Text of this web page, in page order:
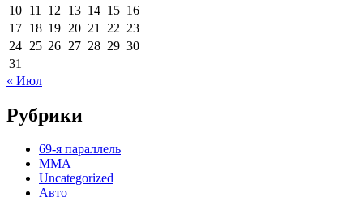
10 11 12 13 14 15 16
17 18 19 20 21 22 23
24 25 26 27 28 29 30
31
« Июл
Рубрики
69-я параллель
MMA
Uncategorized
Авто